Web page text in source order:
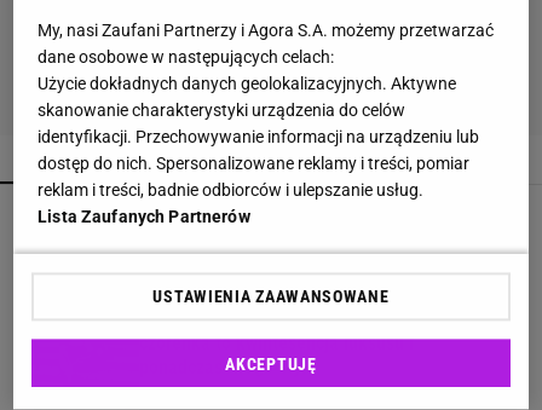
POPULARNE NAJNOWSZE
Lniane spodnie z Lidla nawet jesienią będą
Te buty będą hitem jesieni 2026! Wiśniowe
czółenka to kwintesencja luksusu i
ponadczasowego stylu
My, nasi Zaufani Partnerzy i Agora S.A. możemy przetwarzać
dane osobowe w następujących celach:
Użycie dokładnych danych geolokalizacyjnych. Aktywne
skanowanie charakterystyki urządzenia do celów
identyfikacji. Przechowywanie informacji na urządzeniu lub
dostęp do nich. Spersonalizowane reklamy i treści, pomiar
reklam i treści, badnie odbiorców i ulepszanie usług.
Lista Zaufanych Partnerów
USTAWIENIA ZAAWANSOWANE
AKCEPTUJĘ